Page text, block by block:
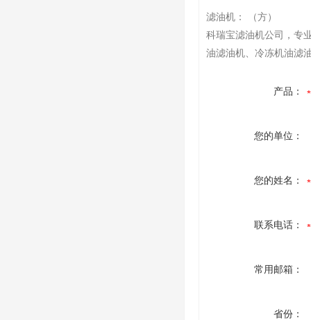
滤油机： （方）
科瑞宝滤油机公司，专
油滤油机、冷冻机油滤
产品：
您的单位：
您的姓名：
联系电话：
常用邮箱：
省份：